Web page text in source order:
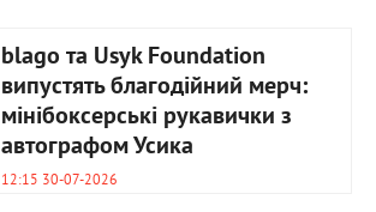
blago та Usyk Foundation
випустять благодійний мерч:
мінібоксерські рукавички з
автографом Усика
12:15 30-07-2026